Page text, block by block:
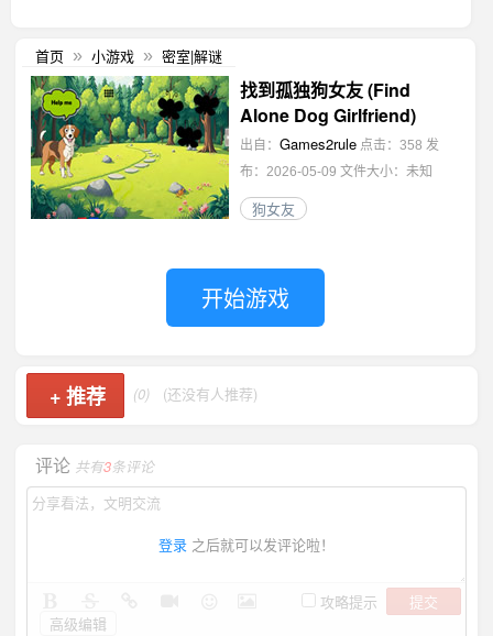
首页 » 小游戏 » 密室|解谜
找到孤独狗女友 (Find
Alone Dog Girlfriend)
出自： Games2rule 点击：358 发
布：2026-05-09 文件大小：未知
狗女友
开始游戏
+推荐 (0) (还没有人推荐)
评论 共有3条评论
登录 之后就可以发评论啦！
攻略提示
提交
高级编辑